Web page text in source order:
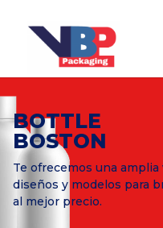
BOTTLE
BOSTON
Te ofrecemos una amplia
diseños y modelos para
al mejor precio.